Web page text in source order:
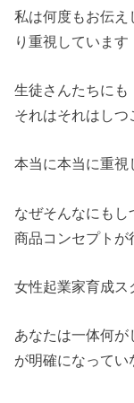
私は何度もお伝え
り重視しています
生徒さんたちにも
それはそれはしつ
本当に本当に重視
なぜそんなにもし
商品コンセプトが
女性起業家育成
あなたは一体何が
が明確になってい